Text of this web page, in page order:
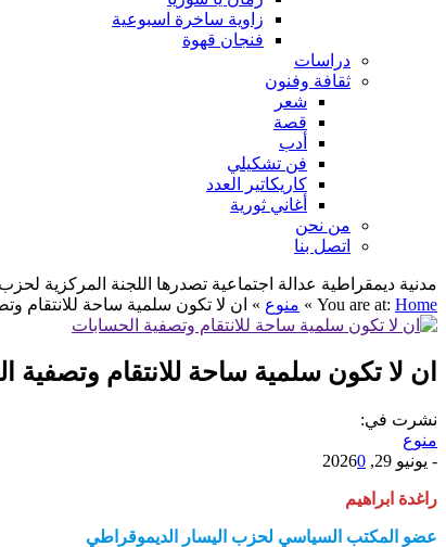
زاوية ساخرة اسبوعية
فنجان قهوة
دراسات
ثقافة وفنون
شعر
قصة
أدب
فن تشكيلي
كاريكاتير العدد
أغاني ثورية
من نحن
اتصل بنا
مدنية ديمقراطية عدالة اجتماعية تصدرها اللجنة المركزية لحزب اليسار
You are at: Home
» منوع » ان لا تكون سلمية ساحة للانتقام
ان لا تكون سلمية ساحة للانتقام وتصفية
نشرت في:
منوع
- يونيو 29, 2026 0
راغدة ابراهيم
عضو المكتب السياسي لحزب اليسار الديموقراطي